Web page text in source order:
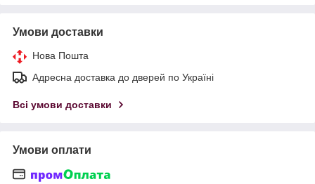
Умови доставки
Нова Пошта
Адресна доставка до дверей по Україні
Всі умови доставки
Умови оплати